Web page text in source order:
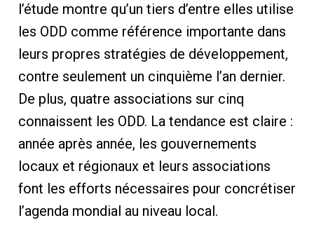
l’étude montre qu’un tiers d’entre elles utilise
les ODD comme référence importante dans
leurs propres stratégies de développement,
contre seulement un cinquième l’an dernier.
De plus, quatre associations sur cinq
connaissent les ODD. La tendance est claire :
année après année, les gouvernements
locaux et régionaux et leurs associations
font les efforts nécessaires pour concrétiser
l’agenda mondial au niveau local.